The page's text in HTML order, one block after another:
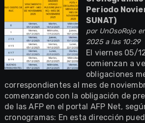
Periodo
SUNAT)
por UnOsoRojo
2025 a las 10:29
El viernes 05/
comienzan a
obligaciones
correspondientes al mes de
comenzando con la obligación de
de las AFP en el portal AFP Net,
cronogramas: En esta dirección